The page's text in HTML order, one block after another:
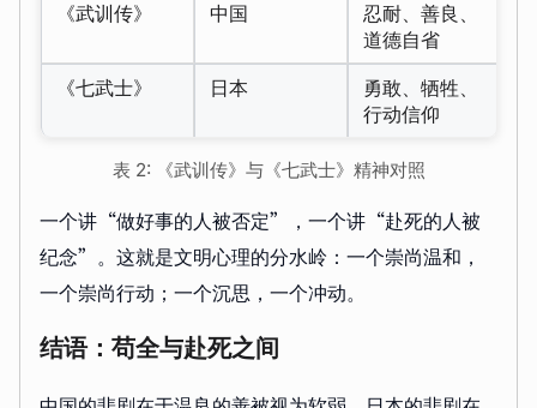
《武训传》
中国
忍耐、善良、
道德自省
《七武士》
日本
勇敢、牺牲、
行动信仰
表 2: 《武训传》与《七武士》精神对照
一个讲“做好事的人被否定”，一个讲“赴死的人被
纪念”。这就是文明心理的分水岭：一个崇尚温和，
一个崇尚行动；一个沉思，一个冲动。
结语：苟全与赴死之间